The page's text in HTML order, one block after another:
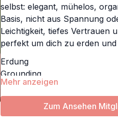
selbst: elegant, mühelos,
Basis, nicht aus Spannung
Leichtigkeit, tiefes Vertrauen
perfekt um dich zu erden
Erdung
Grounding
Mediation
Somatics
Props: Decke oder Kissen
Mehr anzeigen
Zum Ansehen